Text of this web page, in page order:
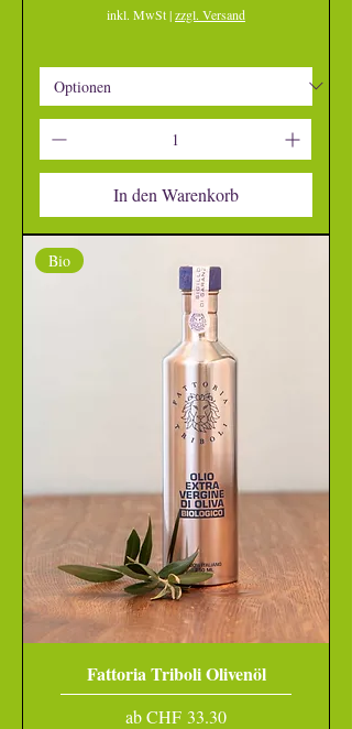
inkl. MwSt|zzgl. Versand
In den Warenkorb
Bio
Fattoria Triboli Olivenöl
abCHF 33.30
Sale-Preis